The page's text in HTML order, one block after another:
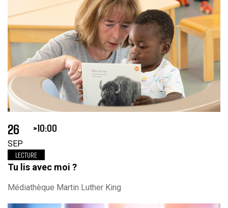
26
SEP
10:00
LECTURE
Tu lis avec moi ?
Médiathèque Martin Luther King